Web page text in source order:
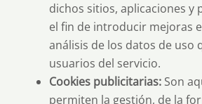
dichos sitios, aplicaciones y
el fin de introducir mejoras
análisis de los datos de uso
usuarios del servicio.
Cookies publicitarias: Son
permiten la gestión, de la